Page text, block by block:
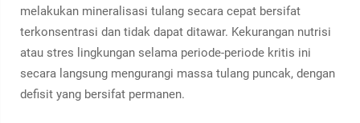
melakukan mineralisasi tulang secara cepat bersifat
terkonsentrasi dan tidak dapat ditawar. Kekurangan nutrisi
atau stres lingkungan selama periode-periode kritis ini
secara langsung mengurangi massa tulang puncak, dengan
defisit yang bersifat permanen.